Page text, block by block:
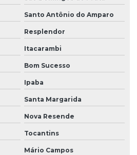
Santo Antônio do Amparo
Resplendor
Itacarambi
Bom Sucesso
Ipaba
Santa Margarida
Nova Resende
Tocantins
Mário Campos